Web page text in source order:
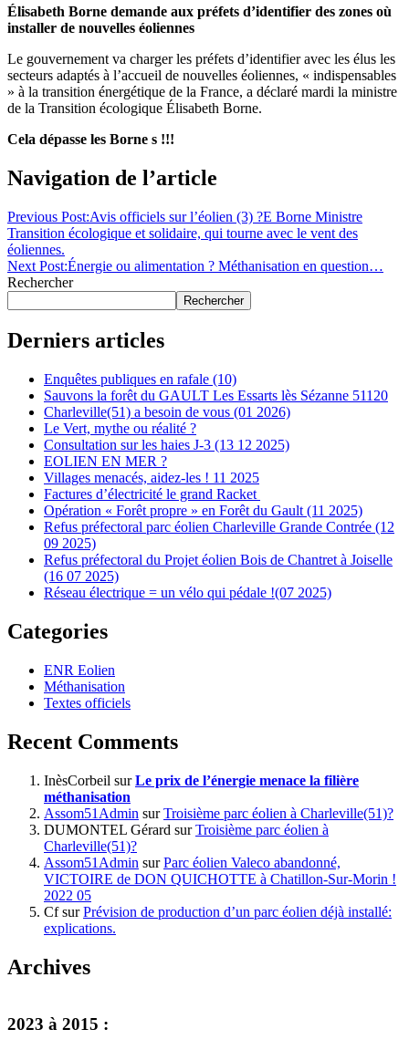
Élisabeth Borne demande aux préfets d’identifier des zones où
installer de nouvelles éoliennes
Le gouvernement va charger les préfets d’identifier avec les élus les
secteurs adaptés à l’accueil de nouvelles éoliennes, « indispensables
» à la transition énergétique de la France, a déclaré mardi la ministre
de la Transition écologique Élisabeth Borne.
Cela dépasse les Borne s !!!
Navigation de l’article
Previous Post:Avis officiels sur l’éolien (3) ?E Borne Ministre
Transition écologique et solidaire, qui tourne avec le vent des
éoliennes.
Next Post:Énergie ou alimentation ? Méthanisation en question…
Rechercher
Rechercher
Derniers articles
Enquêtes publiques en rafale (10)
Sauvons la forêt du GAULT Les Essarts lès Sézanne 51120
Charleville(51) a besoin de vous (01 2026)
Le Vert, mythe ou réalité ?
Consultation sur les haies J-3 (13 12 2025)
EOLIEN EN MER ?
Villages menacés, aidez-les ! 11 2025
Factures d’électricité le grand Racket
Opération « Forêt propre » en Forêt du Gault (11 2025)
Refus préfectoral parc éolien Charleville Grande Contrée (12
09 2025)
Refus préfectoral du Projet éolien Bois de Chantret à Joiselle
(16 07 2025)
Réseau électrique = un vélo qui pédale !(07 2025)
Categories
ENR Eolien
Méthanisation
Textes officiels
Recent Comments
InèsCorbeil surLe prix de l’énergie menace la filière
méthanisation
Assom51Admin surTroisième parc éolien à Charleville(51)?
DUMONTEL Gérard surTroisième parc éolien à
Charleville(51)?
Assom51Admin surParc éolien Valeco abandonné,
VICTOIRE de DON QUICHOTTE à Chatillon-Sur-Morin !
2022 05
CfsurPrévision de production d’un parc éolien déjà installé:
explications.
Archives
2023 à 2015 :